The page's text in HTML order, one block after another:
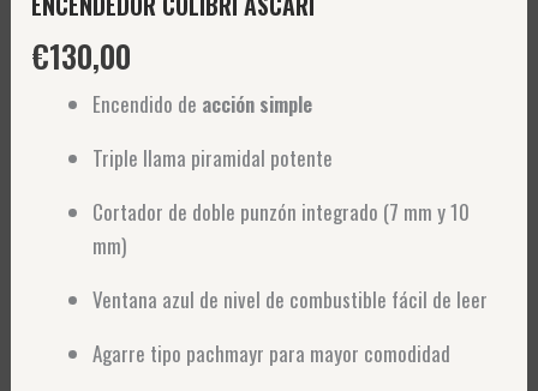
€130,00
Encendido de acción simple
Triple llama piramidal potente
Cortador de doble punzón integrado (7 mm y 10
mm)
Ventana azul de nivel de combustible fácil de leer
Agarre tipo pachmayr para mayor comodidad